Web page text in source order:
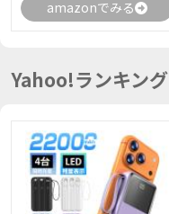
amazonでみる
Yahoo!ランキング